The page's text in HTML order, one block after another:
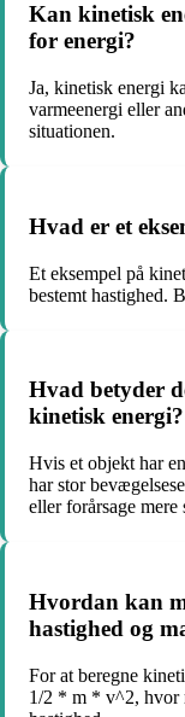
Kan kinetisk
for energi?
Ja, kinetisk energi
varmeenergi eller
situationen.
Hvad er et
Et eksempel på
bestemt hastighed.
Hvad betyder
kinetisk energi?
Hvis et objekt har
har stor
eller forårsage
Hvordan kan
hastighed og
For at beregne
1/2 * m * v^2, hvor